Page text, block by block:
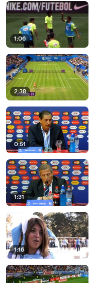
1:06
2:38
0:51
1:31
1:16